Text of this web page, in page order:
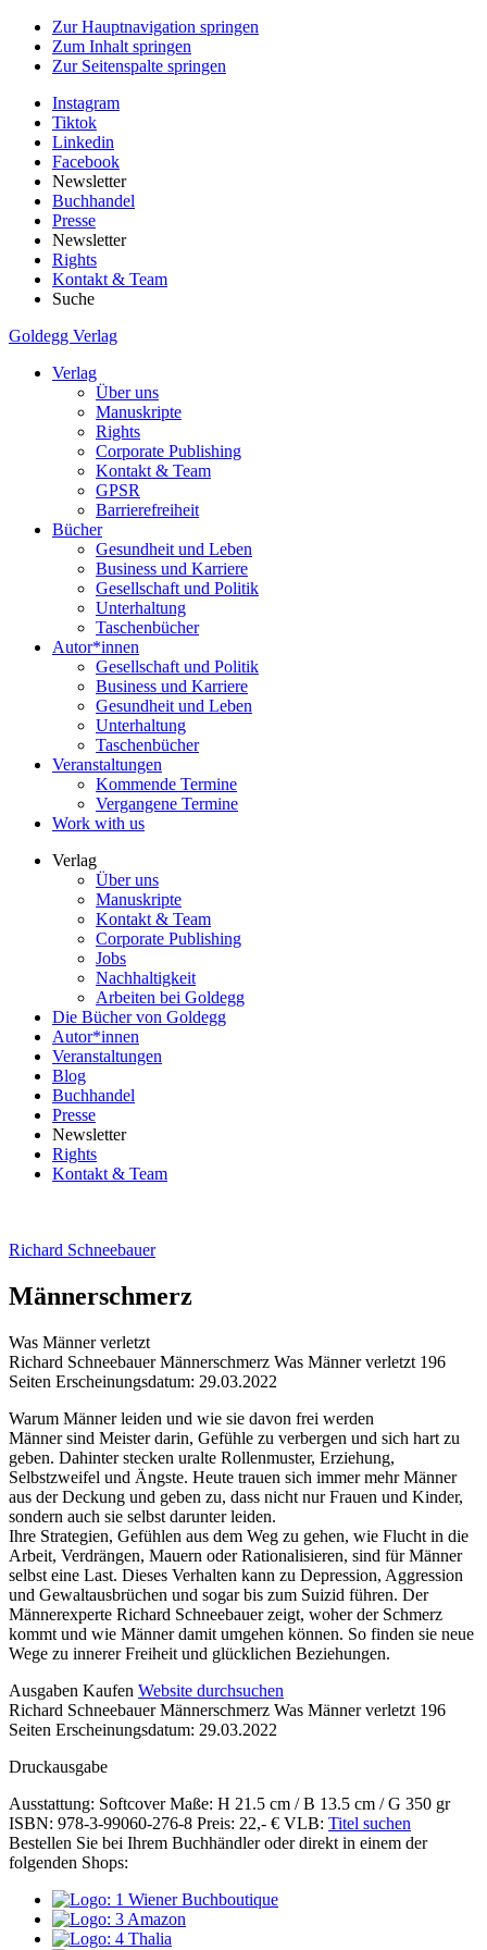
Zur Hauptnavigation springen
Zum Inhalt springen
Zur Seitenspalte springen
Instagram
Tiktok
Linkedin
Facebook
Newsletter
Buchhandel
Presse
Newsletter
Rights
Kontakt & Team
Suche
Goldegg Verlag
Verlag
Über uns
Manuskripte
Rights
Corporate Publishing
Kontakt & Team
GPSR
Barrierefreiheit
Bücher
Gesundheit und Leben
Business und Karriere
Gesellschaft und Politik
Unterhaltung
Taschenbücher
Autor*innen
Gesellschaft und Politik
Business und Karriere
Gesundheit und Leben
Unterhaltung
Taschenbücher
Veranstaltungen
Kommende Termine
Vergangene Termine
Work with us
Verlag
Über uns
Manuskripte
Kontakt & Team
Corporate Publishing
Jobs
Nachhaltigkeit
Arbeiten bei Goldegg
Die Bücher von Goldegg
Autor*innen
Veranstaltungen
Blog
Buchhandel
Presse
Newsletter
Rights
Kontakt & Team
Richard Schneebauer
Männerschmerz
Was Männer verletzt
Beschreibung
Richard Schneebauer Männerschmerz Was Männer verletzt 196
Seiten Erscheinungsdatum: 29.03.2022
Beschreibung
Warum Männer leiden und wie sie davon frei werden
Männer sind Meister darin, Gefühle zu verbergen und sich hart zu
geben. Dahinter stecken uralte Rollenmuster, Erziehung,
Selbstzweifel und Ängste. Heute trauen sich immer mehr Männer
aus der Deckung und geben zu, dass nicht nur Frauen und Kinder,
sondern auch sie selbst darunter leiden.
Ihre Strategien, Gefühlen aus dem Weg zu gehen, wie Flucht in die
Arbeit, Verdrängen, Mauern oder Rationalisieren, sind für Männer
selbst eine Last. Dieses Verhalten kann zu Depression, Aggression
und Gewaltausbrüchen und sogar bis zum Suizid führen. Der
Männerexperte Richard Schneebauer zeigt, woher der Schmerz
kommt und wie Männer damit umgehen können. So finden sie neue
Wege zu innerer Freiheit und glücklichen Beziehungen.
Details
und
Ausgaben Kaufen Website durchsuchen
Richard Schneebauer Männerschmerz Was Männer verletzt 196
Seiten Erscheinungsdatum: 29.03.2022
Druckausgabe
Ausstattung: Softcover Maße: H 21.5 cm / B 13.5 cm / G 350 gr
ISBN: 978-3-99060-276-8 Preis: 22,- € VLB: Titel suchen
Bestellen Sie bei Ihrem Buchhändler oder direkt in einem der
folgenden Shops: